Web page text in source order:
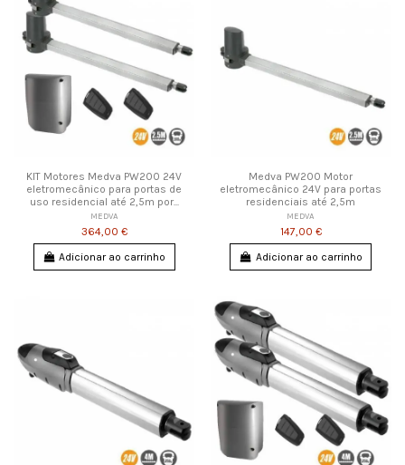
KIT Motores Medva PW200 24V
eletromecânico para portas de
uso residencial até 2,5m por...
MEDVA
364,00 €
Adicionar ao carrinho
Medva PW200 Motor
eletromecânico 24V para portas
residenciais até 2,5m
MEDVA
147,00 €
Adicionar ao carrinho